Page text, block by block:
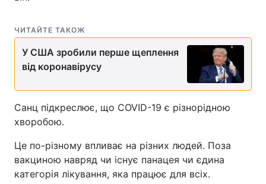
ЧИТАЙТЕ ТАКОЖ
У США зробили перше щеплення
від коронавірусу
Санц підкреслює, що COVID-19 є різнорідною
хворобою.
Це по-різному впливає на різних людей. Поза
вакциною навряд чи існує панацея чи єдина
категорія лікування, яка працює для всіх.